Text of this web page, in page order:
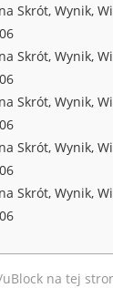
Skrót, Wynik,
Skrót, Wynik,
Skrót, Wynik,
Skrót, Wynik,
Skrót, Wynik,
uBlock na tej